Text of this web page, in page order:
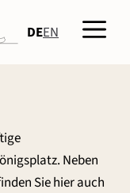
DEEN
Neben
Sie hier auch